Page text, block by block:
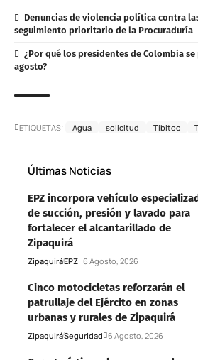
Denuncias de violencia política contra
seguimiento prioritario de la Procuraduría
¿Por qué los presidentes de Colombia
agosto?
ETIQUETAS: Agua solicitud Tibitoc
Últimas Noticias
EPZ incorpora vehículo
de succión, presión y lavado para
fortalecer el alcantarillado de
Zipaquirá
ZipaquiráEPZ 6 Agosto, 2026
Cinco motocicletas reforzarán el
patrullaje del Ejército en zonas
urbanas y rurales de Zipaquirá
ZipaquiráSeguridad 6 Agosto, 2026